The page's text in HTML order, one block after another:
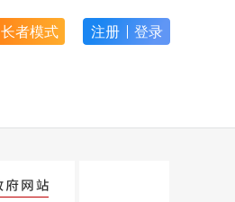
长者模式 注册 登录